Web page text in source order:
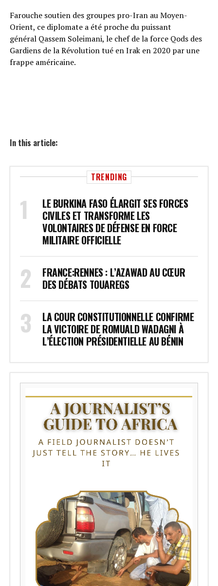
Farouche soutien des groupes pro-Iran au Moyen-
Orient, ce diplomate a été proche du puissant
général Qassem Soleimani, le chef de la force Qods des
Gardiens de la Révolution tué en Irak en 2020 par une
frappe américaine.
In this article:
TRENDING
LE BURKINA FASO ÉLARGIT SES FORCES
CIVILES ET TRANSFORME LES
VOLONTAIRES DE DÉFENSE EN FORCE
MILITAIRE OFFICIELLE
FRANCE:RENNES : L’AZAWAD AU CŒUR
DES DÉBATS TOUAREGS
LA COUR CONSTITUTIONNELLE CONFIRME
LA VICTOIRE DE ROMUALD WADAGNI À
L’ÉLECTION PRÉSIDENTIELLE AU BÉNIN